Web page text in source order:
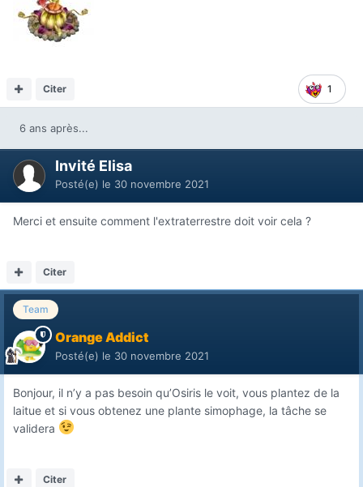
1
Citer
6 ans après...
Invité Elisa
Posté(e) le 30 novembre 2021
Merci et ensuite comment l'extraterrestre doit voir cela ?
Citer
Team
Orange Addict
Posté(e) le 30 novembre 2021
Bonjour, il n’y a pas besoin qu’Osiris le voit, vous plantez de la
laitue et si vous obtenez une plante simophage, la tâche se
validera
Citer